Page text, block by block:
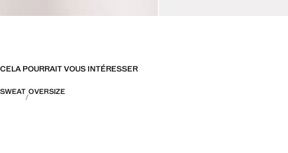
CELA POURRAIT VOUS INTÉRESSER
SWEAT OVERSIZE